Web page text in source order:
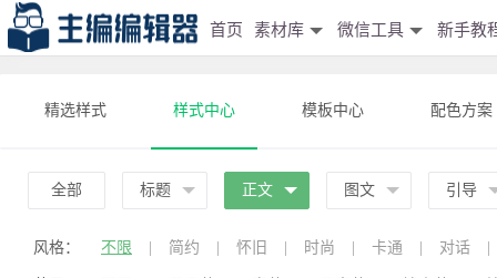
首页 素材库 微信工具 新手教
精选样式 样式中心 模板中心 配色方案
全部 标题 正文 图文 引导
风格： 不限 简约 怀旧 时尚 卡通 对话